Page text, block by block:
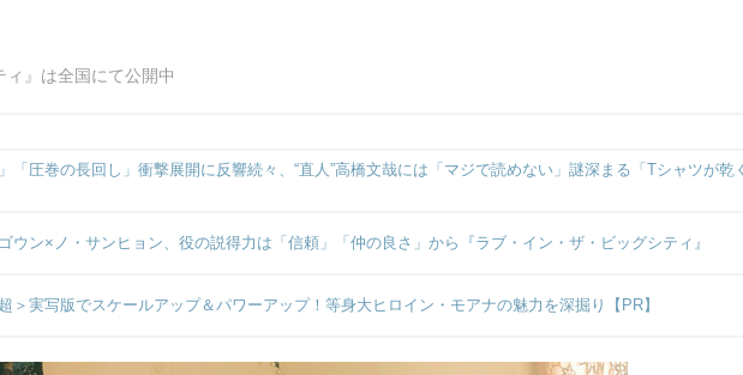
ィ』は全国にて公開中
「圧巻の長回し」衝撃展開に反響続々、“直人”高橋文哉には「マジで読めない」謎深まる「Tシャツが乾く
ウン×ノ・サンヒョン、役の説得力は「信頼」「仲の良さ」から『ラブ・イン・ザ・ビッグシティ』
＞実写版でスケールアップ＆パワーアップ！等身大ヒロイン・モアナの魅力を深掘り【PR】